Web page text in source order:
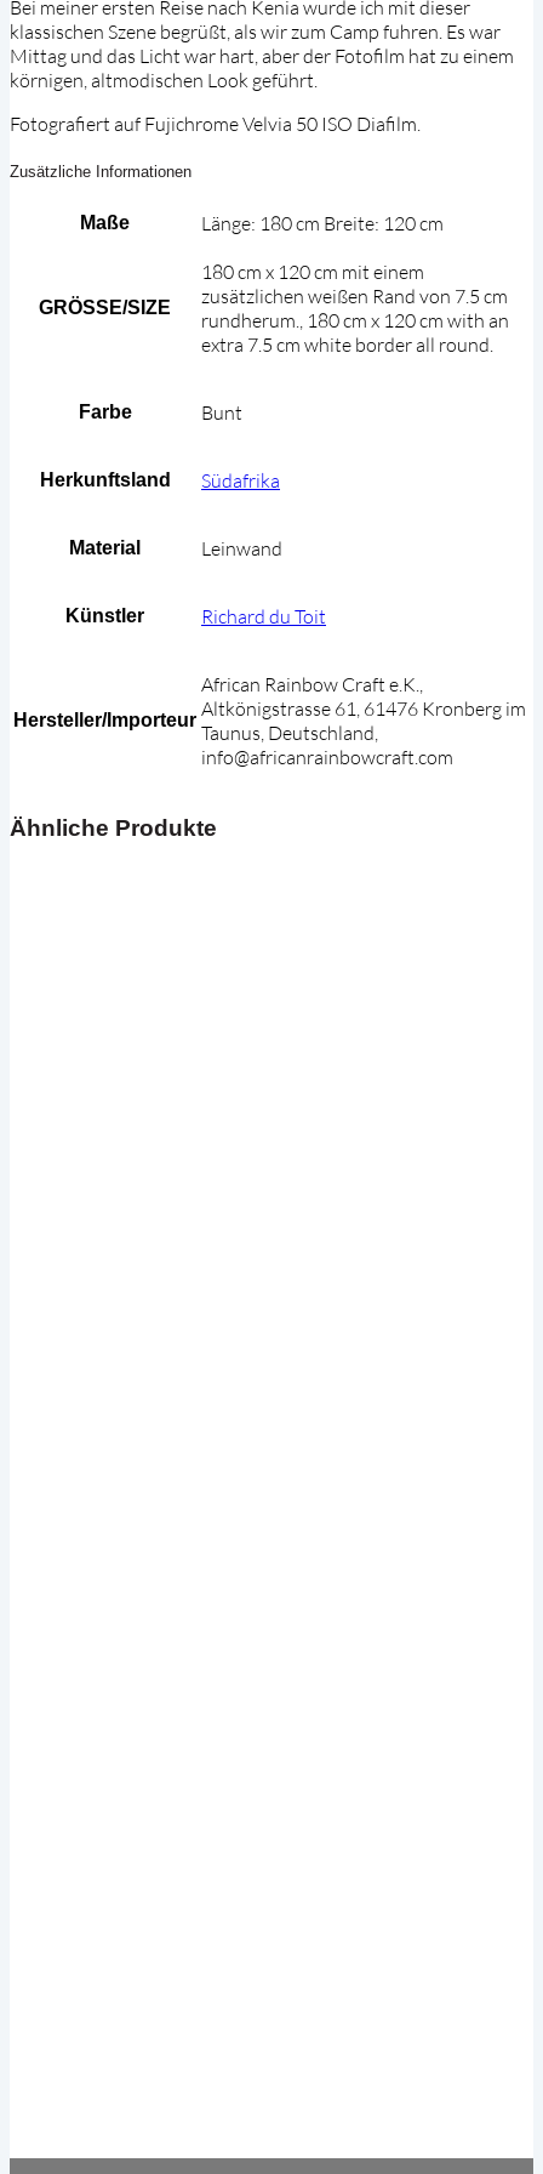
Bei meiner ersten Reise nach Kenia wurde ich mit dieser
klassischen Szene begrüßt, als wir zum Camp fuhren. Es war
Mittag und das Licht war hart, aber der Fotofilm hat zu einem
körnigen, altmodischen Look geführt.
Fotografiert auf Fujichrome Velvia 50 ISO Diafilm.
Zusätzliche Informationen
Maße Länge: 180 cm Breite: 120 cm
GRÖSSE/SIZE
180 cm x 120 cm mit einem
zusätzlichen weißen Rand von 7.5 cm
rundherum., 180 cm x 120 cm with an
extra 7.5 cm white border all round.
Farbe Bunt
Herkunftsland Südafrika
Material Leinwand
Künstler Richard du Toit
Hersteller/Importeur
African Rainbow Craft e.K.,
Altkönigstrasse 61, 61476 Kronberg im
Taunus, Deutschland,
info@africanrainbowcraft.com
Ähnliche Produkte